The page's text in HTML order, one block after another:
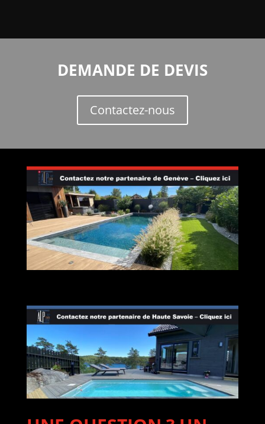
DEMANDE DE DEVIS
Contactez-nous